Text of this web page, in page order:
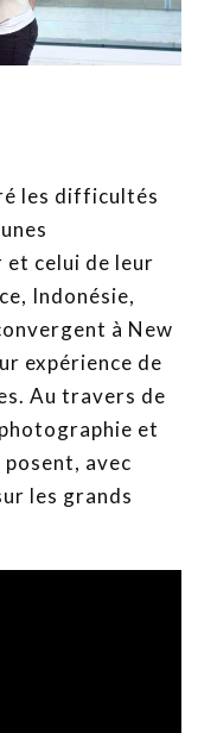
les difficultés
celui de leur
Indonésie,
à New
expérience de
Au travers de
et
avec
les grands